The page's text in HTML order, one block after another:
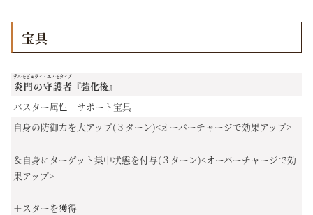
宝具
炎門の守護者
テルモピュライ・エノモタイア
『強化後』
バスター属性 サポート宝具
自身の防御力を大アップ(３ターン)<オーバーチャージで効果アップ>
＆自身にターゲット集中状態を付与(３ターン)<オーバーチャージで効
果アップ>
＋スターを獲得